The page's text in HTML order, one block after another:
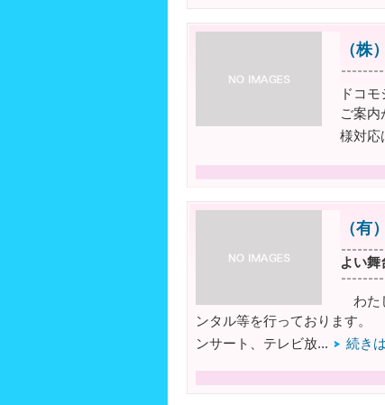
（
ドコ
ご案
様対応
（
よい
わた
ンタル等を行っております
ンサート、テレビ放...
続き